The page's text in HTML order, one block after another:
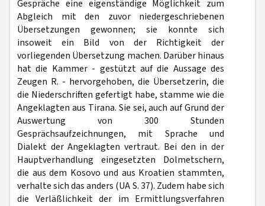
Gespräche eine eigenständige Möglichkeit zum
Abgleich mit den zuvor niedergeschriebenen
Übersetzungen gewonnen; sie konnte sich
insoweit ein Bild von der Richtigkeit der
vorliegenden Übersetzung machen. Darüber hinaus
hat die Kammer - gestützt auf die Aussage des
Zeugen R. - hervorgehoben, die Übersetzerin, die
die Niederschriften gefertigt habe, stamme wie die
Angeklagten aus Tirana. Sie sei, auch auf Grund der
Auswertung von 300 Stunden
Gesprächsaufzeichnungen, mit Sprache und
Dialekt der Angeklagten vertraut. Bei den in der
Hauptverhandlung eingesetzten Dolmetschern,
die aus dem Kosovo und aus Kroatien stammten,
verhalte sich das anders (UA S. 37). Zudem habe sich
die Verläßlichkeit der im Ermittlungsverfahren